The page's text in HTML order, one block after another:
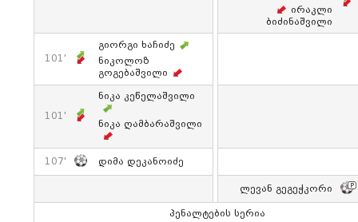
Ირაკლი
Ბიძინაშვილი
101'
Გიორგი Ხაჩიძე
Ნიკოლოზ
Გოგებაშვილი
101'
Ნიკა Კეწელაშვილი
Ნიკა Ღამბარაშვილი
107' Დიმა Დეკანოიძე
Ლევან Გეგეჭკორი
Პენალტების Სერია